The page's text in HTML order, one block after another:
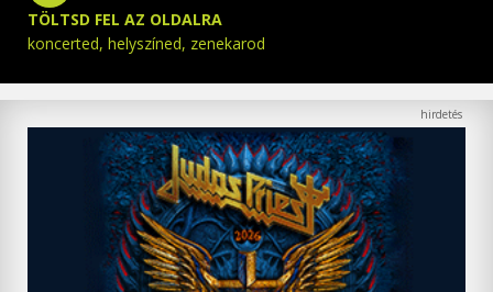
TÖLTSD FEL AZ OLDALRA
koncerted, helyszíned, zenekarod